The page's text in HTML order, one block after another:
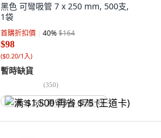
黑色 可彎吸管 7 x 250 mm, 500支,
1袋
首購折扣價 40%$164
$98
($0.20/1入)
暫時缺貨
(350)
满 $1,500 再省 $75 (王道卡)